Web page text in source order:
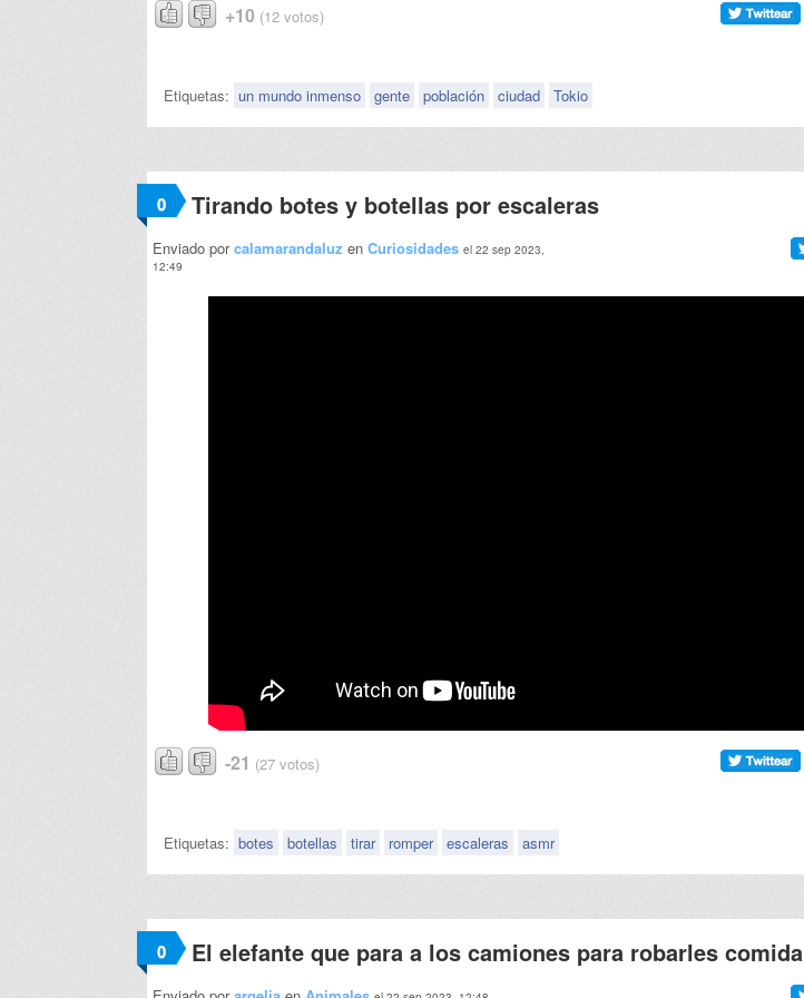
+10 (12 votos)
Etiquetas: un mundo inmenso gente población ciudad Tokio
0 Tirando botes y botellas por escaleras
Enviado porcalamarandaluz en Curiosidades el 22 sep 2023,
12:49
-21 (27 votos)
Etiquetas: botes botellas tirar romper escaleras asmr
0 El elefante que para a los camiones para robarles comida